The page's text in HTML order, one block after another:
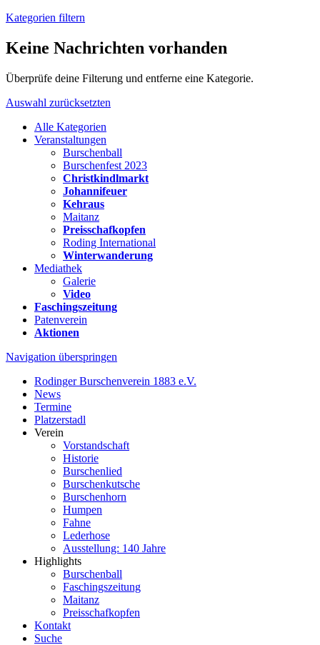
Kategorien filtern
Keine Nachrichten vorhanden
Überprüfe deine Filterung und entferne eine Kategorie.
Auswahl zurücksetzten
Alle Kategorien
Veranstaltungen
Burschenball
Burschenfest 2023
Christkindlmarkt
Johannifeuer
Kehraus
Maitanz
Preisschafkopfen
Roding International
Winterwanderung
Mediathek
Galerie
Video
Faschingszeitung
Patenverein
Aktionen
Navigation überspringen
Rodinger Burschenverein 1883 e.V.
News
Termine
Platzerstadl
Verein
Vorstandschaft
Historie
Burschenlied
Burschenkutsche
Burschenhorn
Humpen
Fahne
Lederhose
Ausstellung: 140 Jahre
Highlights
Burschenball
Faschingszeitung
Maitanz
Preisschafkopfen
Kontakt
Suche